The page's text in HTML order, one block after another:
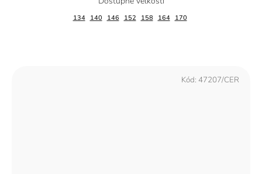
134 140 146 152 158 164 170
Kód: 47207/CER